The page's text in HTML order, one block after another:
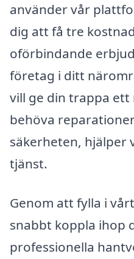
använder vår
dig att få tre
oförbindande
företag i ditt
vill ge din trappa
behöva
säkerheten, hjälper
tjänst.
Genom att fylla i
snabbt koppla ihop
professionella